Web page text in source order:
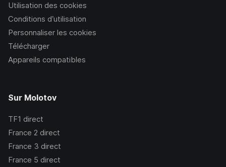
Utilisation des cookies
Conditions d’utilisation
Personnaliser les cookies
Télécharger
Appareils compatibles
Sur Molotov
TF1 direct
France 2 direct
France 3 direct
France 5 direct